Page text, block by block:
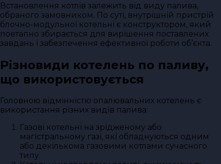
Встановлення котлів залежить від виду палива,
обраного замовником. По суті, внутрішній пристрій
блочно-модульної котельні є конструктором, який
поетапно збирається для вирішення поставлених
завдань і забезпечення ефективної роботи об’єкта.
Різновиди котелень по паливу,
що використовується
Головною відмінністю опалювальних котелень є
використання різних видів палива:
Газові котельні на зрідженому або
магістральному газі, які обладнуються одним
або декількома газовими котлами сучасного
типу.